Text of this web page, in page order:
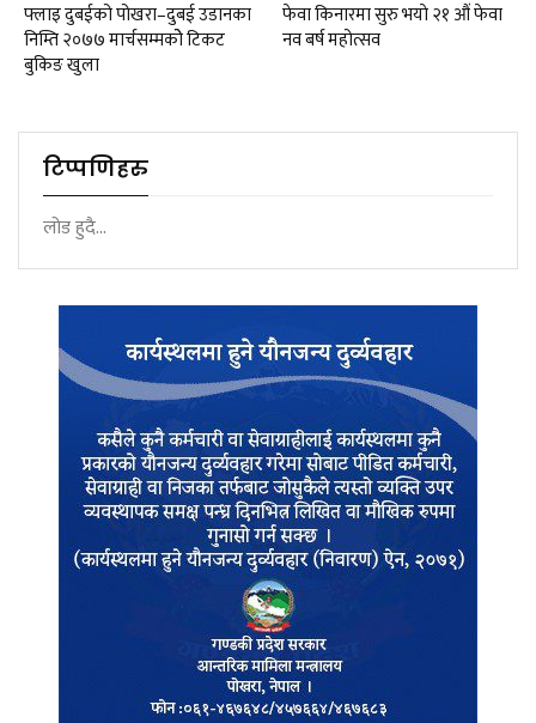
फ्लाइ दुबईको पोखरा–दुबई उडानका
निम्ति २०७७ मार्चसम्मकोे टिकट
बुकिङ खुला
फेवा किनारमा सुरु भयाे २१ औं फेवा
नव बर्ष महोत्सव
टिप्पणिहरु
लोड हुदै...